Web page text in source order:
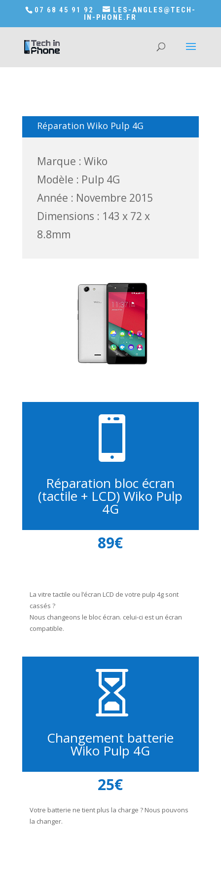
Accédez a Shop-in-tech-in-phone
07 68 45 91 92
LES-ANGLES@TECH-
IN-PHONE.FR
Réparation Wiko Pulp 4G
Marque : Wiko
Modèle : Pulp 4G
Année : Novembre 2015
Dimensions : 143 x 72 x
8.8mm

Réparation bloc écran
(tactile + LCD) Wiko Pulp
4G
89€
La vitre tactile ou l’écran LCD de votre pulp 4g sont
cassés ?
Nous changeons le bloc écran. celui-ci est un écran
compatible.

Changement batterie
Wiko Pulp 4G
25€
Votre batterie ne tient plus la charge ? Nous pouvons
la changer.